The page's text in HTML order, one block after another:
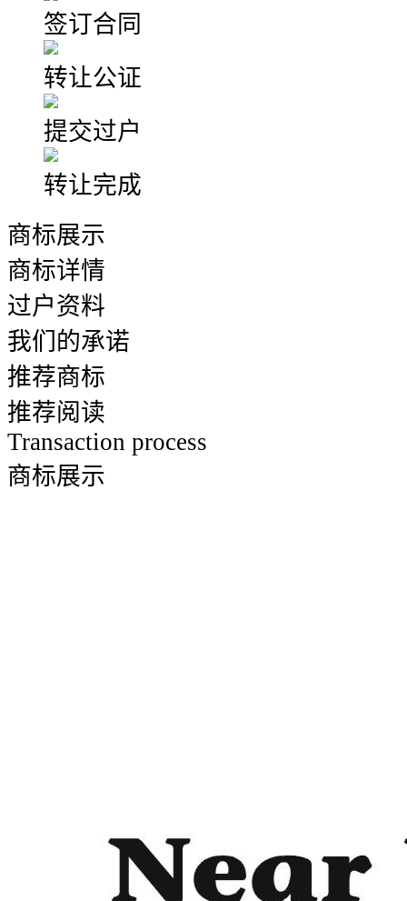
签订合同
转让公证
提交过户
转让完成
商标展示
商标详情
过户资料
我们的承诺
推荐商标
推荐阅读
Transaction process
商标展示